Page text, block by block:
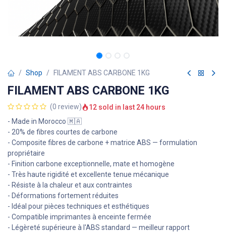
Shop FILAMENT ABS CARBONE 1KG
FILAMENT ABS CARBONE 1KG
(0 review)
12 sold in last 24 hours
- Made in Morocco 🇲🇦
- 20% de fibres courtes de carbone
- Composite fibres de carbone + matrice ABS — formulation
propriétaire
- Finition carbone exceptionnelle, mate et homogène
- Très haute rigidité et excellente tenue mécanique
- Résiste à la chaleur et aux contraintes
- Déformations fortement réduites
- Idéal pour pièces techniques et esthétiques
- Compatible imprimantes à enceinte fermée
- Légèreté supérieure à l'ABS standard — meilleur rapport